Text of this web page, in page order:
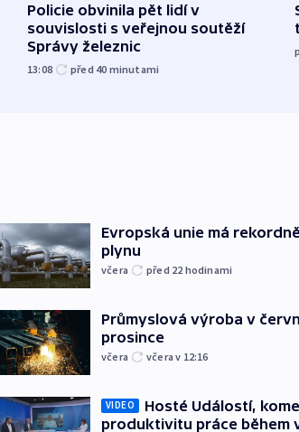
Policie obvinila pět lidí v
souvislosti s veřejnou soutěží
Správy železnic
13:08 před 40 minutami
Evropská unie má
plynu
včera před 22 hodinami
Průmyslová výroba v
prosince
včera včera v 12:16
VIDEO
Hosté Událostí,
produktivitu práce během